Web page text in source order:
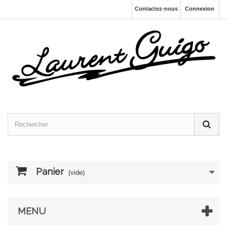
Connexion
Contactez-nous
Panier (vide)
MENU